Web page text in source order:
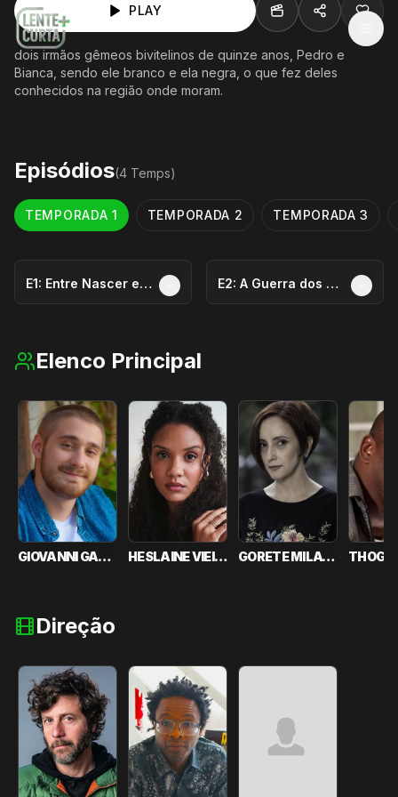
PLAY
dois irmãos gêmeos bivitelinos de quinze anos, Pedro e
Bianca, sendo ele branco e ela negra, o que fez deles
conhecidos na região onde moram.
Episódios(4 Temps)
TEMPORADA 1 TEMPORADA 2 TEMPORADA3
E1: Entre Nascer e Morrer, a Gente Cresce! E2: A Guerra dos Quartos
Elenco Principal
GIOVANNI GALLO HESLAINE VIEIRA GORETE MILAGRES
Direção